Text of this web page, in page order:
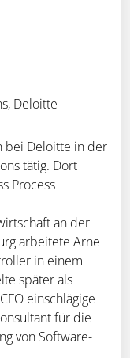
Deloitte
bei Deloitte in der
tätig. Dort
Process
an der
arbeitete Arne
in einem
später als
einschlägige
für die
von Software-